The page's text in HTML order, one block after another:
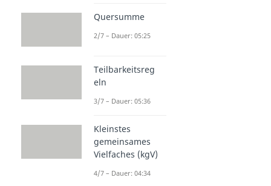
Quersumme
2/7 – Dauer: 05:25
Teilbarkeitsreg
eln
3/7 – Dauer: 05:36
Kleinstes
gemeinsames
Vielfaches (kgV)
4/7 – Dauer: 04:34